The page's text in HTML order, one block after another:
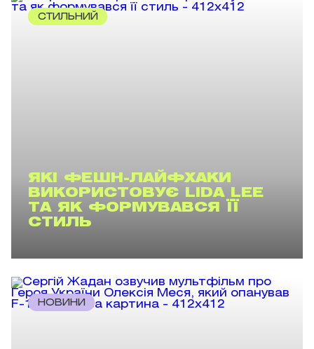
СТИЛЬНИЙ
ЯКІ ФЕШН-ЛАЙФХАКИ
ВИКОРИСТОВУЄ LIDA LEE
ТА ЯК ФОРМУВАВСЯ ЇЇ
СТИЛЬ
НОВИНИ